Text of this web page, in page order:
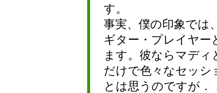
す。
事実、僕の印象では
ギター・プレイヤー
ます。彼ならマデ
だけで色々なセッシ
とは思うのですが．